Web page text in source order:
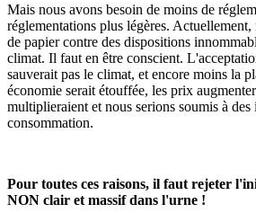
Mais nous avons besoin de moins de
réglementations plus légères.
de papier contre des dispositions
climat. Il faut en être conscient.
sauverait pas le climat, et encore moins la
économie serait étouffée, les prix
multiplieraient et nous serions soumis à
consommation.
Pour toutes ces raisons, il faut rejeter
NON clair et massif dans l'urne !